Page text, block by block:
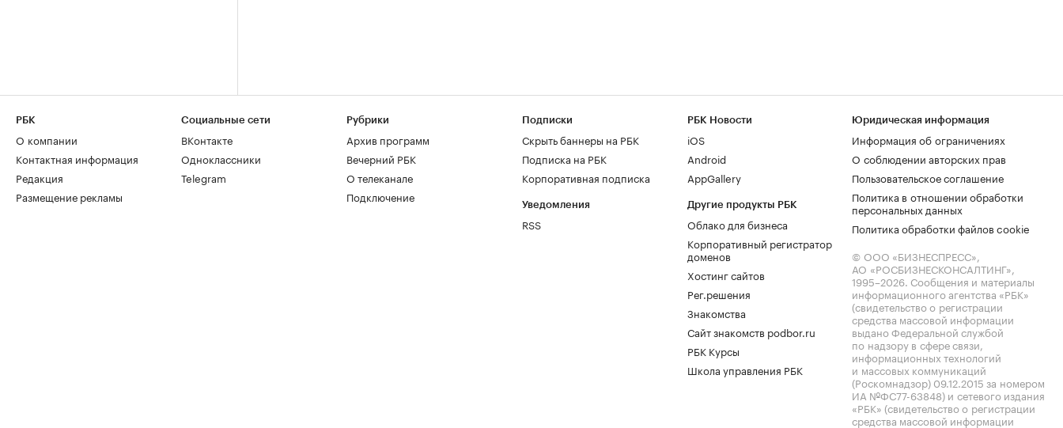
РБК
О компании
Контактная информация
Редакция
Размещение рекламы
Социальные сети
ВКонтакте
Одноклассники
Telegram
Рубрики
Архив программ
Вечерний РБК
О телеканале
Подключение
Подписки
Скрыть баннеры на РБК
Подписка на РБК
Корпоративная подписка
Уведомления
RSS
РБК Новости
iOS
Android
AppGallery
Другие продукты РБК
Облако для бизнеса
Корпоративный регистратор
доменов
Хостинг сайтов
Рег.решения
Знакомства
Сайт знакомств podbor.ru
РБК Курсы
Школа управления РБК
Юридическая информация
Информация об ограничениях
О соблюдении авторских прав
Пользовательское соглашение
Политика в отношении обработки
персональных данных
Политика обработки файлов cookie
© ООО «БИЗНЕСПРЕСС»,
АО «РОСБИЗНЕСКОНСАЛТИНГ»,
1995–2026. Сообщения и материалы
информационного агентства «РБК»
(свидетельство о регистрации
средства массовой информации
выдано Федеральной службой
по надзору в сфере связи,
информационных технологий
и массовых коммуникаций
(Роскомнадзор) 09.12.2015 за номером
ИА №ФС77-63848) и сетевого издания
«РБК» (свидетельство о регистрации
средства массовой информации